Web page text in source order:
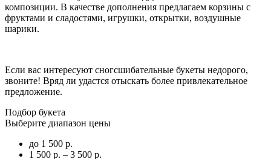
композиции. В качестве дополнения предлагаем корзины с
фруктами и сладостями, игрушки, открытки, воздушные
шарики.
Если вас интересуют сногсшибательные букеты недорого,
звоните! Вряд ли удастся отыскать более привлекательное
предложение.
Подбор букета
Выберите диапазон цены
до 1 500 р.
1 500 р. – 3 500 р.